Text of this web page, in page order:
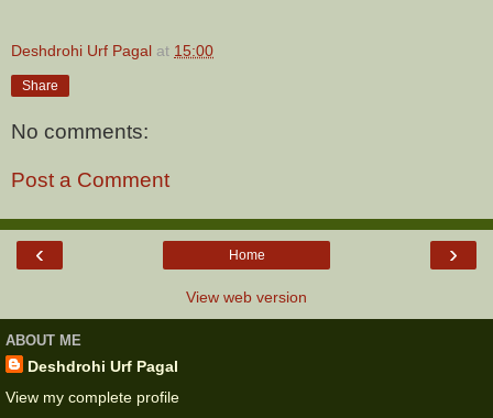
Deshdrohi Urf Pagal at 15:00
Share
No comments:
Post a Comment
‹ ›
Home
View web version
ABOUT ME
Deshdrohi Urf Pagal
View my complete profile